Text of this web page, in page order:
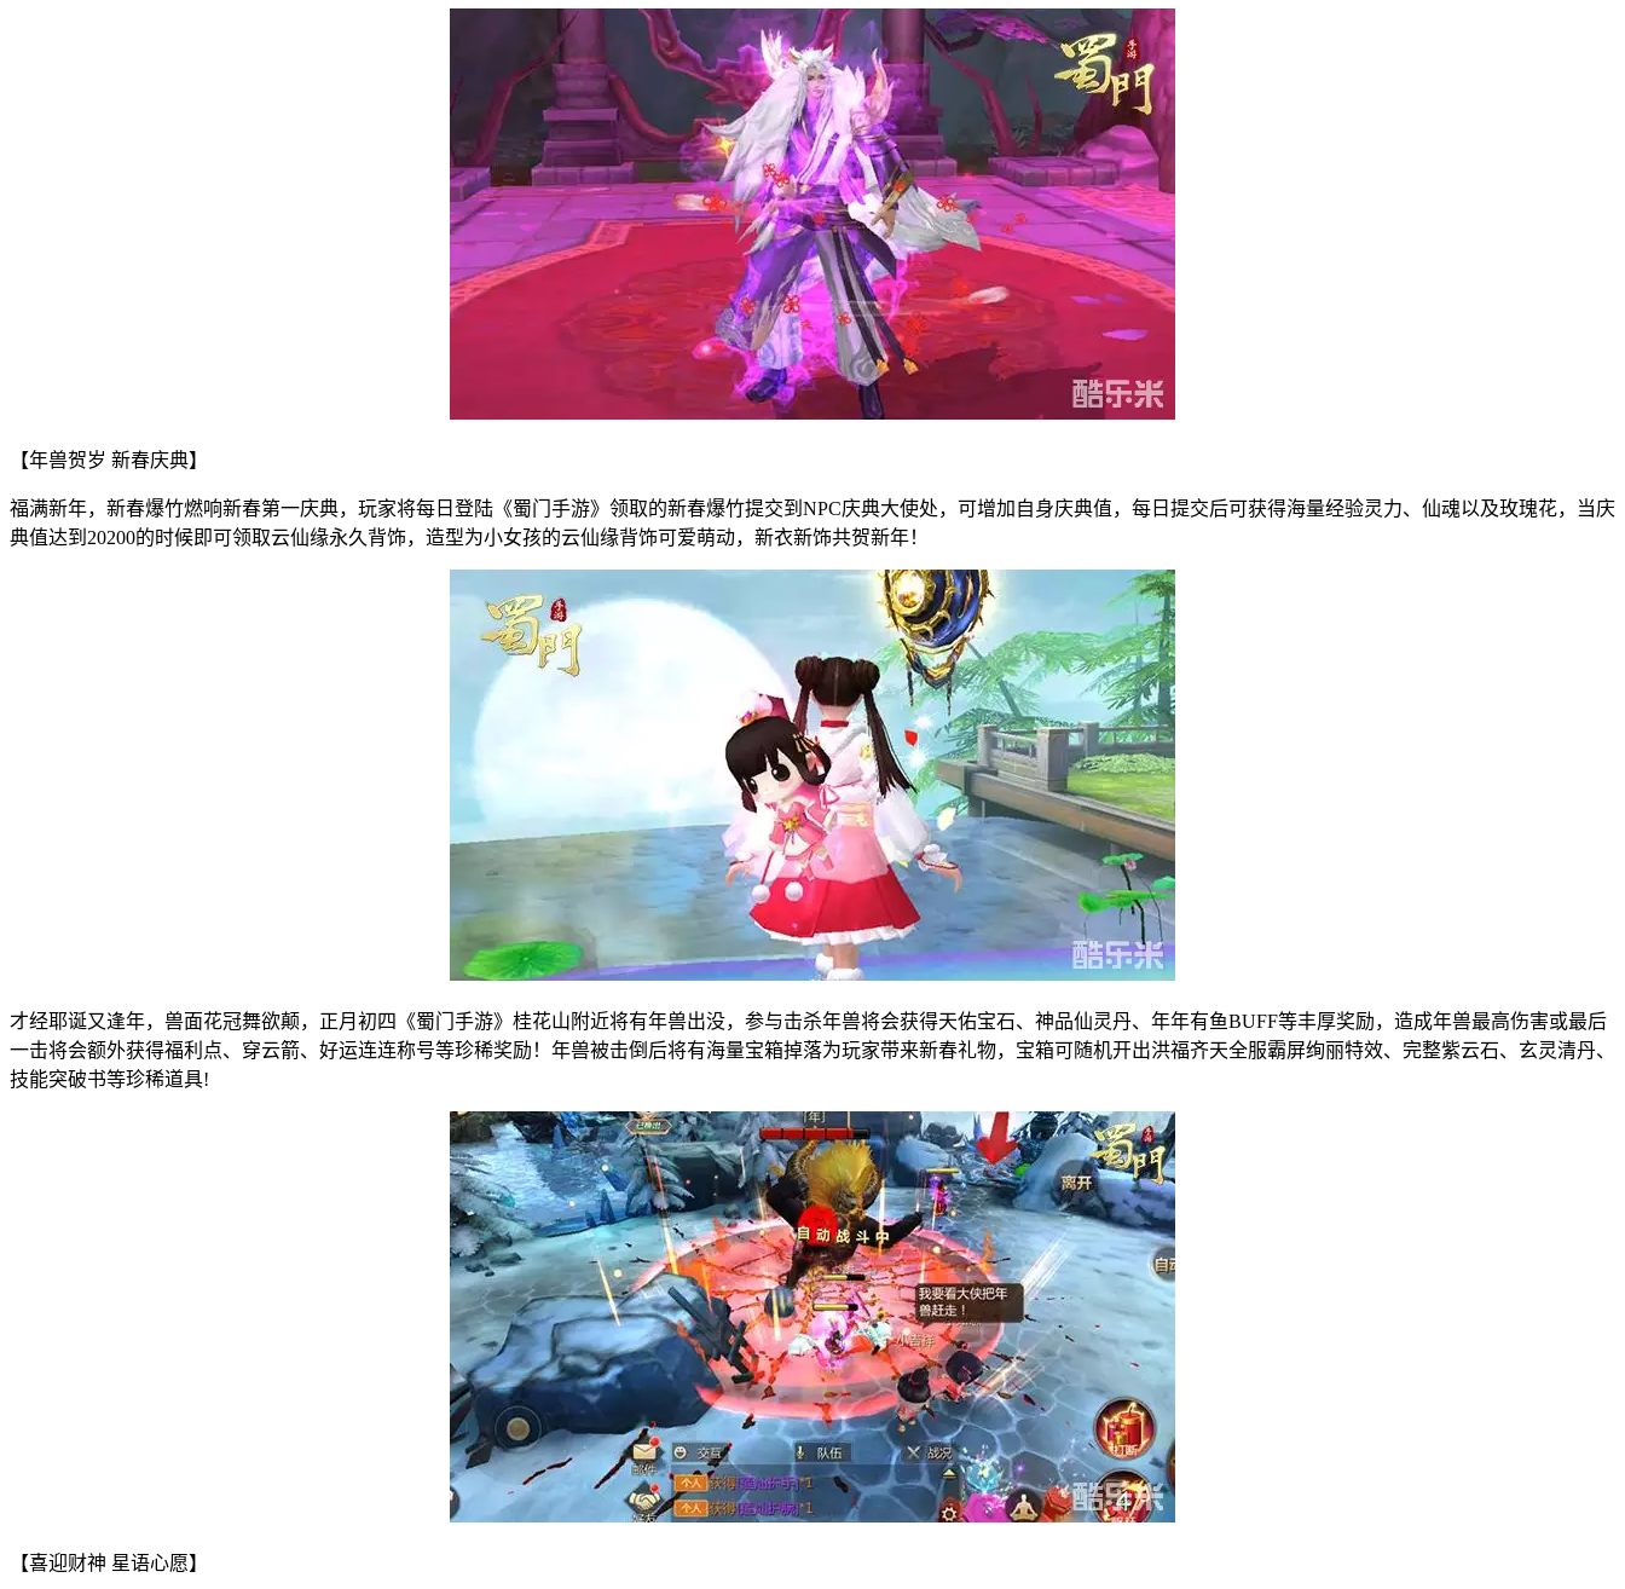
【年兽贺岁 新春庆典】
福满新年，新春爆竹燃响新春第一庆典，玩家将每日登陆《蜀门手游》领取的新春爆竹提交到NPC庆典大使处，可增加自身庆典值，每日提交后可获得海量经验灵力、仙魂以及玫瑰花，当庆
典值达到20200的时候即可领取云仙缘永久背饰，造型为小女孩的云仙缘背饰可爱萌动，新衣新饰共贺新年！
才经耶诞又逢年，兽面花冠舞欲颠，正月初四《蜀门手游》桂花山附近将有年兽出没，参与击杀年兽将会获得天佑宝石、神品仙灵丹、年年有鱼BUFF等丰厚奖励，造成年兽最高伤害或最后
一击将会额外获得福利点、穿云箭、好运连连称号等珍稀奖励！年兽被击倒后将有海量宝箱掉落为玩家带来新春礼物，宝箱可随机开出洪福齐天全服霸屏绚丽特效、完整紫云石、玄灵清丹、
技能突破书等珍稀道具!
【喜迎财神 星语心愿】